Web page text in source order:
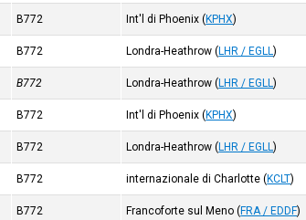
B772 Int'l di Phoenix (KPHX)
B772 Londra-Heathrow (LHR / EGLL)
B772 Londra-Heathrow (LHR / EGLL)
B772 Int'l di Phoenix (KPHX)
B772 Londra-Heathrow (LHR / EGLL)
B772 internazionale di Charlotte (KCLT)
B772 Francoforte sul Meno (FRA / EDDF)